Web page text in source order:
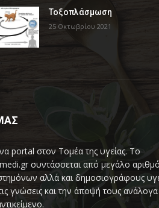
Τοξοπλάσμωση
25 Οκτωβρίου 2021
portal στον Τομέα της υγείας. Το
συντάσσεται από μεγάλο αριθμό
αλλά και δημοσιογράφους
γνώσεις και την άποψή τους